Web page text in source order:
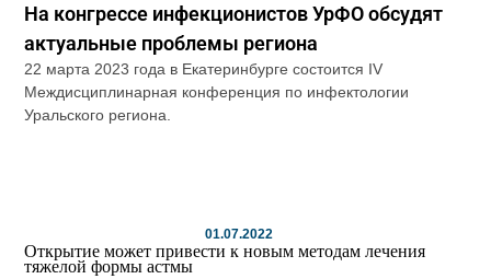
На конгрессе инфекционистов УрФО обсудят
актуальные проблемы региона
22 марта 2023 года в Екатеринбурге состоится IV
Междисциплинарная конференция по инфектологии
Уральского региона.
01.07.2022
Открытие может привести к новым методам лечения
тяжелой формы астмы